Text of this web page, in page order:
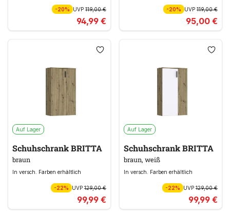
-20% UVP 119,00 €
94,99 €
-20% UVP119,00 €
95,00 €
Auf Lager
Schuhschrank BRITTA
braun
In versch. Farben erhältlich
-22% UVP 129,00 €
99,99 €
Auf Lager
Schuhschrank BRITTA
braun, weiß
In versch. Farben erhältlich
-22% UVP129,00 €
99,99 €